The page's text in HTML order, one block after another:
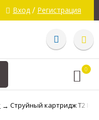
Вход / Регистрация
0
→ Струйный картридж T2 IC-